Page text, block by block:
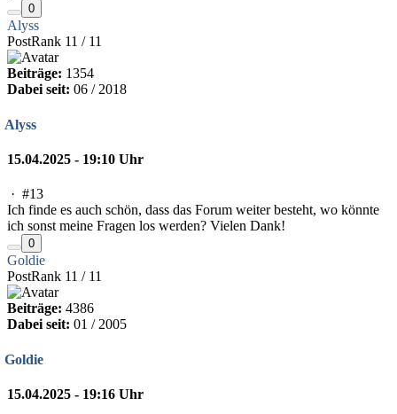
0
Alyss
PostRank 11 / 11
Beiträge: 1354
Dabei seit: 06 / 2018
Alyss
15.04.2025 - 19:10 Uhr
· #13
Ich finde es auch schön, dass das Forum weiter besteht, wo könnte
ich sonst meine Fragen los werden? Vielen Dank!
0
Goldie
PostRank 11 / 11
Beiträge: 4386
Dabei seit: 01 / 2005
Goldie
15.04.2025 - 19:16 Uhr